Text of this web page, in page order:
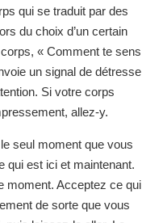
qui se traduit par des
du choix d’un certain
« Comment te sens
un signal de détresse
Si votre corps
allez-y.
seul moment que vous
qui est ici et maintenant.
moment. Acceptez ce qui
de sorte que vous